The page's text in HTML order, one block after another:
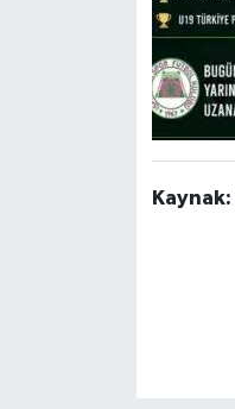
Kaynak: